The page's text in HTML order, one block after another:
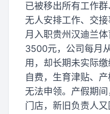
已被移出所有工作
无人安排工作、交
月入职贵州汉迪兰
3500元，公司每月
用，却长期未实际
自费，生育津贴、
无法申领。产假期
门店，新旧负责人